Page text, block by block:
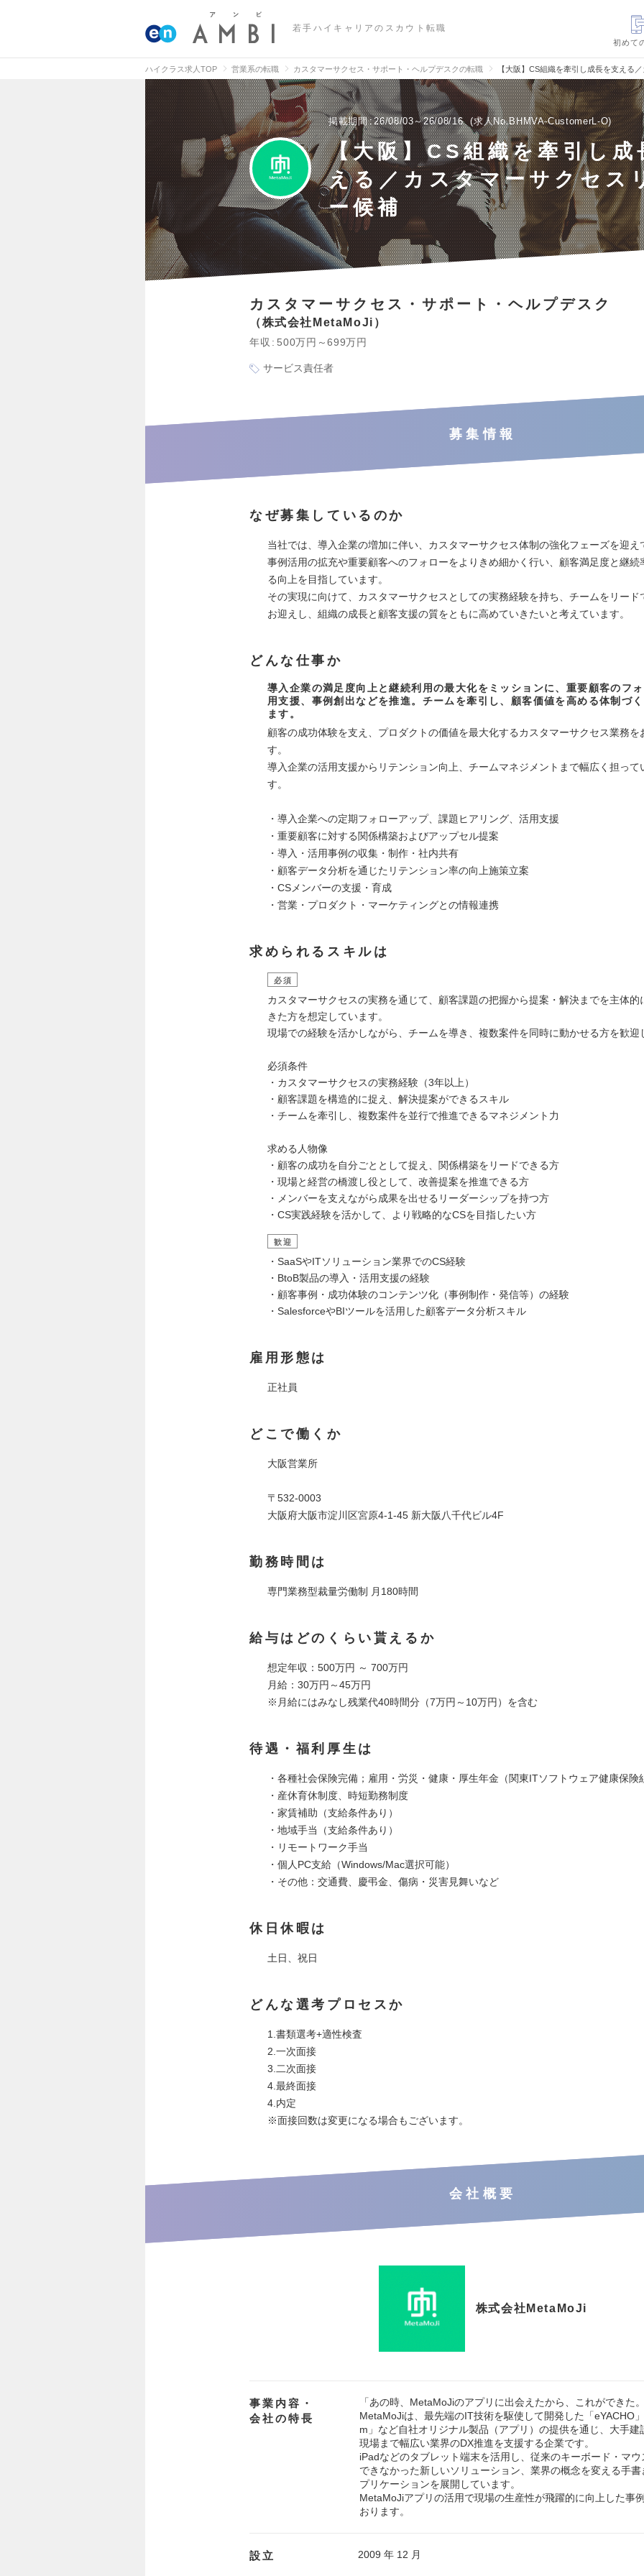
若手ハイキャリアのスカウト転職
初めて
ハイクラス求人TOP 営業系の転職 カスタマーサクセス・サポート・ヘルプデスクの転職 【大阪】CS組織を牽引し成長を支える
掲載期間 26/08/03～26/08/16 求人No.BHMVA-CustomerL-O
【大阪】CS組織を牽引し成
える／カスタマーサクセス
ー候補
カスタマーサクセス・サポート・ヘルプデスク
株式会社MetaMoJi
年収 500万円～699万円
サービス責任者
募集情報
なぜ募集しているのか
当社では、導入企業の増加に伴い、カスタマーサクセス体制の強化フェーズを迎え
事例活用の拡充や重要顧客へのフォローをよりきめ細かく行い、顧客満足度と継続
る向上を目指しています。
その実現に向けて、カスタマーサクセスとしての実務経験を持ち、チームをリード
お迎えし、組織の成長と顧客支援の質をともに高めていきたいと考えています。
どんな仕事か
導入企業の満足度向上と継続利用の最大化をミッションに、重要顧客のフ
用支援、事例創出などを推進。チームを牽引し、顧客価値を高める体制づ
ます。
顧客の成功体験を支え、プロダクトの価値を最大化するカスタマーサクセス業務を
す。
導入企業の活用支援からリテンション向上、チームマネジメントまで幅広く担って
す。
・導入企業への定期フォローアップ、課題ヒアリング、活用支援
・重要顧客に対する関係構築およびアップセル提案
・導入・活用事例の収集・制作・社内共有
・顧客データ分析を通じたリテンション率の向上施策立案
・CSメンバーの支援・育成
・営業・プロダクト・マーケティングとの情報連携
求められるスキルは
必須
カスタマーサクセスの実務を通じて、顧客課題の把握から提案・解決までを主体的
きた方を想定しています。
現場での経験を活かしながら、チームを導き、複数案件を同時に動かせる方を歓迎
必須条件
・カスタマーサクセスの実務経験（3年以上）
・顧客課題を構造的に捉え、解決提案ができるスキル
・チームを牽引し、複数案件を並行で推進できるマネジメント力
求める人物像
・顧客の成功を自分ごととして捉え、関係構築をリードできる方
・現場と経営の橋渡し役として、改善提案を推進できる方
・メンバーを支えながら成果を出せるリーダーシップを持つ方
・CS実践経験を活かして、より戦略的なCSを目指したい方
歓迎
・SaaSやITソリューション業界でのCS経験
・BtoB製品の導入・活用支援の経験
・顧客事例・成功体験のコンテンツ化（事例制作・発信等）の経験
・SalesforceやBIツールを活用した顧客データ分析スキル
雇用形態は
正社員
どこで働くか
大阪営業所
〒532-0003
大阪府大阪市淀川区宮原4-1-45 新大阪八千代ビル4F
勤務時間は
専門業務型裁量労働制 月180時間
給与はどのくらい貰えるか
想定年収：500万円 ～ 700万円
月給：30万円～45万円
※月給にはみなし残業代40時間分（7万円～10万円）を含む
待遇・福利厚生は
・各種社会保険完備；雇用・労災・健康・厚生年金（関東ITソフトウェア健康保険
・産休育休制度、時短勤務制度
・家賃補助（支給条件あり）
・地域手当（支給条件あり）
・リモートワーク手当
・個人PC支給（Windows/Mac選択可能）
・その他：交通費、慶弔金、傷病・災害見舞いなど
休日休暇は
土日、祝日
どんな選考プロセスか
1.書類選考+適性検査
2.一次面接
3.二次面接
4.最終面接
4.内定
※面接回数は変更になる場合もございます。
会社概要
株式会社MetaMoJi
事業内容・
会社の特長
「あの時、MetaMoJiのアプリに出会えたから、これができた
MetaMoJiは、最先端のIT技術を駆使して開発した「eYACHO
m」など自社オリジナル製品（アプリ）の提供を通じ、大手建
現場まで幅広い業界のDX推進を支援する企業です。
iPadなどのタブレット端末を活用し、従来のキーボード・マ
できなかった新しいソリューション、業界の概念を変える手
プリケーションを展開しています。
MetaMoJiアプリの活用で現場の生産性が飛躍的に向上した事
おります。
設立 2009 年 12 月